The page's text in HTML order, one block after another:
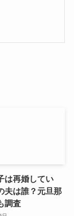
は再婚してい
夫は誰？元旦那
調査